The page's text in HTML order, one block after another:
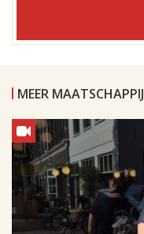
MEER MAATSCHAPPIJ